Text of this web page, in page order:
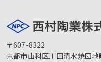
〒607-8322
京都市山科区川田清水焼団